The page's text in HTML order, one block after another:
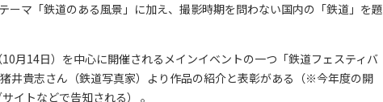
マ「鉄道のある風景」に加え、撮影時期を問わない国内の「鉄道」を題
月14日）を中心に開催されるメインイベントの一つ「鉄道フェスティバ
井貴志さん（鉄道写真家）より作品の紹介と表彰がある（※今年度の開
イトなどで告知される） 。